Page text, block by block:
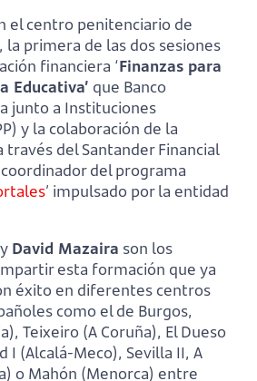
el centro penitenciario de
la primera de las dos sesiones
financiera ‘Finanzas para
Educativa’ que Banco
junto a Instituciones
y la colaboración de la
través del Santander Financial
del programa
’ impulsado por la entidad
y David Mazaira son los
esta formación que ya
éxito en diferentes centros
como el de Burgos,
Teixeiro (A Coruña), El Dueso
I (Alcalá-Meco), Sevilla II, A
o Mahón (Menorca) entre